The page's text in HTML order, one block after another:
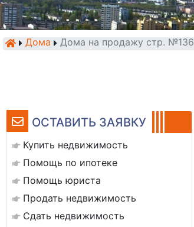
Дома Дома на продажу стр. №136
ОСТАВИТЬ ЗАЯВКУ
Купить недвижимость
Помощь по ипотеке
Помощь юриста
Продать недвижимость
Сдать недвижимость